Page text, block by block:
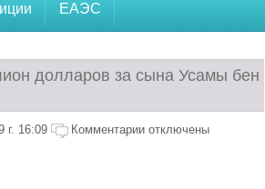
ЕАЭС
долларов за сына Усамы бен
г. 16:09 Комментарии отключены